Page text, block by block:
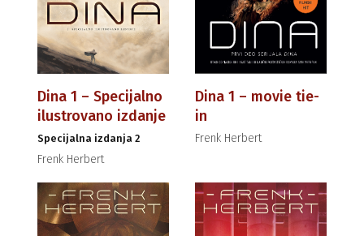
Dina 1 – Specijalno
ilustrovano izdanje
Specijalna izdanja 2
Frenk Herbert
Dina 1 – movie tie-
in
Frenk Herbert